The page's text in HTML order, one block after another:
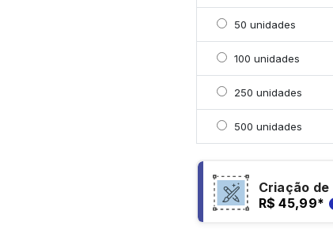
Selecionar 50
50 unidades
Selecionar 100
100 unidades
Selecionar 250
250 unidades
Selecionar 500
500 unidades
Criação
R$ 45,99*